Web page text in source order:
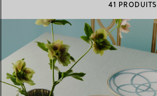
41 PRODUITS